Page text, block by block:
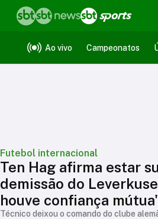
Ao vivo Campeonatos
Futebol internacional
Ten Hag afirma estar
demissão do
houve confiança
Técnico deixou o comando do clube